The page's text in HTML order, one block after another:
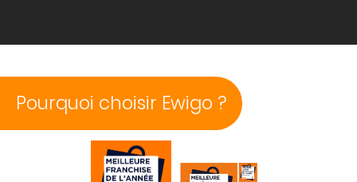
Pourquoi choisir Ewigo ?